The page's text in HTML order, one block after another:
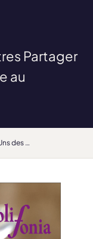
Partager
au
Apprendre les Uns des Autres Partager les Bonnes Pratiques grace au Benchmarking